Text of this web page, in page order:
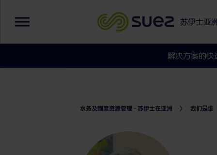
苏伊士亚
解决方案的快
水务及固废资源管理 - 苏伊士在亚洲 我们是谁